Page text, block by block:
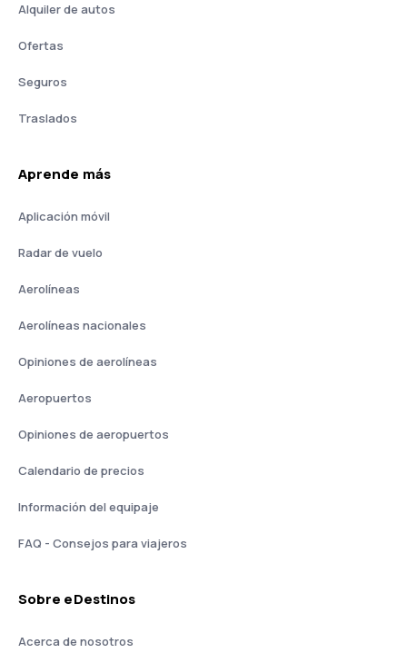
Alquiler de autos
Ofertas
Seguros
Traslados
Aprende más
Aplicación móvil
Radar de vuelo
Aerolíneas
Aerolíneas nacionales
Opiniones de aerolíneas
Aeropuertos
Opiniones de aeropuertos
Calendario de precios
Información del equipaje
FAQ - Consejos para viajeros
Sobre eDestinos
Acerca de nosotros